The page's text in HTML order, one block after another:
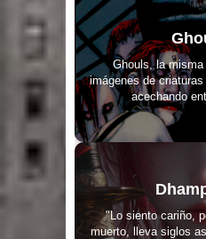
Ghouls, la misma
imágenes de
acechando
"Lo siento cariño,
muerto, lleva siglos